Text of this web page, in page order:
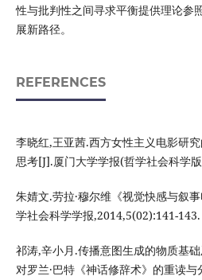
性与批判性之间寻求平衡提供理论参
展新路径。
REFERENCES
李晓红,王亚茜.西方女性主义电影研
思考[J].厦门大学学报(哲学社会科学
朱婧文.劳拉·穆尔维《视觉快感与叙
学社会科学学报,2014,5(02):141-143.
祁涛,辛小月.传播意图生成的物质基
对罗兰·巴特《神话修辞术》的重读